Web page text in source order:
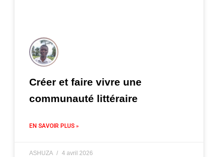
Créer et faire vivre une
communauté littéraire
EN SAVOIR PLUS »
ASHUZA 4 avril 2026